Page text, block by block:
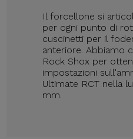
Il forcellone si
per ogni punto di
cuscinetti per il
anteriore. Abbiamo
Rock Shox per
impostazioni
Ultimate RCT nella
mm.